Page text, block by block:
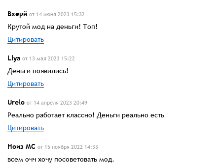
Вхерй от 14 июня 2023 15:32
Крутой мод на деньги! Топ!
Цитировать
Llya от 13 мая 2023 15:22
Деньги появились!
Цитировать
Urelo от 14 апреля 2023 20:49
Реально работает классно! Деньги реально есть
Цитировать
Ноиз МС от 15 ноября 2022 14:33
всем очч хочу посоветовать мод.